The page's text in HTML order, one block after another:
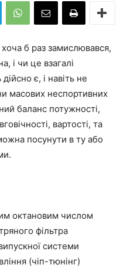
б раз замислювався,
і чи це взагалі
є, і навіть не
масових неспортивних
баланс потужності,
вартості, та
посунути в ту або
октановим числом
фільтра
системи
(чіп-тюнінг)